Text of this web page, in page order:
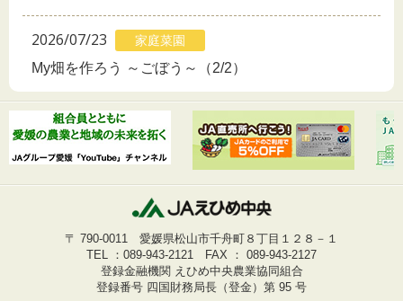
2026/07/23 家庭菜園
My畑を作ろう ～ごぼう～（2/2）
〒 790-0011 愛媛県松山市千舟町８丁目１２８－１
TEL ： 089-943-2121 FAX ： 089-943-2127
登録金融機関 えひめ中央農業協同組合
登録番号 四国財務局長（登金）第 95 号